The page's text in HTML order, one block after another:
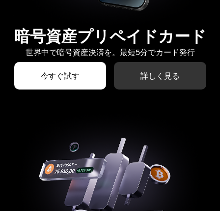
暗号資産プリペイドカード
世界中で暗号資産決済を。最短5分でカード発行
今すぐ試す 詳しく見る